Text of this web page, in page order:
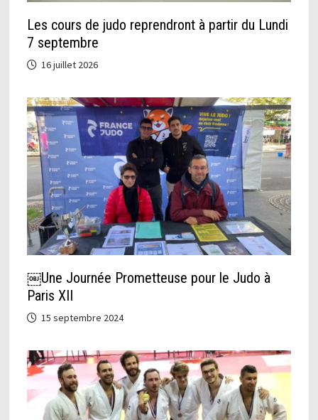
Les cours de judo reprendront à partir du Lundi
7 septembre
16 juillet 2026
￼Une Journée Prometteuse pour le Judo à
Paris XII
15 septembre 2024